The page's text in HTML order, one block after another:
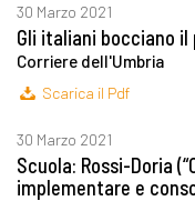
30 Marzo 2021
Gli italiani bocciano il
Corriere dell'Umbria
Scarica il Pdf
30 Marzo 2021
Scuola: Rossi-Doria
implementare e